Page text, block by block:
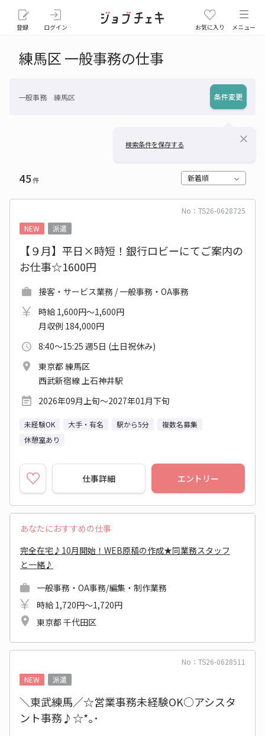
登録 ログイン お気に入り メニュー
練馬区 一般事務の仕事
一般事務 練馬区 条件変更
検索条件を保存する close
45件 新着順
No：TS26-0628725
NEW
派遣
【９月】平日×時短！銀行ロビーにてご案内の
お仕事☆1600円
接客・サービス業務 / 一般事務・OA事務
時給 1,600円～1,600円
月収例 184,000円
8:40～15:25 週5日 (土日祝休み)
東京都 練馬区
西武新宿線 上石神井駅
2026年09月上旬～2027年01月下旬
未経験OK 大手・有名 駅から5分
複数名募集
休憩室あり
仕事詳細 エントリー
あなたにおすすめの仕事
完全在宅♪10月開始！WEB原稿の作成★同業務スタッフ
と一緒♪
一般事務・OA事務/編集・制作業務
時給 1,720円～1,720円
東京都 千代田区
No：TS26-0628511
NEW
派遣
＼東武練馬／☆営業事務未経験OK○アシスタ
ント事務♪☆*｡･